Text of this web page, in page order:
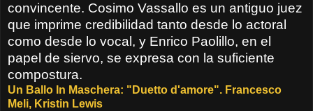
convincente. Cosimo Vassallo es un antiguo juez
que imprime credibilidad tanto desde lo actoral
como desde lo vocal, y Enrico Paolillo, en el
papel de siervo, se expresa con la suficiente
compostura.
Un Ballo In Maschera: "Duetto d'amore". Francesco
Meli, Kristin Lewis